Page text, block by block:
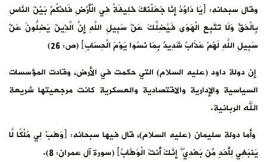
وقال سبحانه: ﴿يَا دَاوُدُ إِنَّا جَعَلْنَاكَ خَلِيفَةً فِي الْأَرْضِ فَاحْكُمْ بَيْنَ النَّاسِ
بِالْحَقِّ وَلَا تَتَّبِعِ الْهَوَى فَيُضِلَّكَ عَنْ سَبِيلِ اللَّهِ إِنَّ الَّذِينَ يَضِلُّونَ عَنْ
سَبِيلِ اللَّهِ لَهُمْ عَذَابٌ شَدِيدٌ بِمَا نَسُوا يَوْمَ الْحِسَابِ﴾ (ص: 26)
إن دولة داود (عليه السلام) التي حكمت في الأرض، وقادت المؤسسات
السياسية والإدارية والاقتصادية والعسكرية كانت مرجعيتها شريعة
الله الربانية.
وأما دولة سليمان (عليه السلام)، قال فيها سبحانه: ﴿وَهَبْ لِي مُلْكًا لَّا
يَنبَغِي لِأَحَدٍ مِّن بَعْدِي ۖ إِنَّكَ أَنتَ الْوَهَّابُ﴾ (سورة آل عمران: 8).